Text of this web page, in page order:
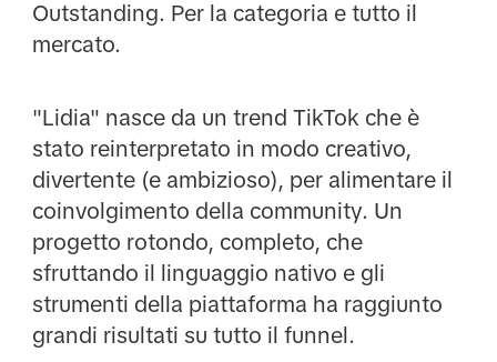
Outstanding. Per la categoria e tutto il
mercato.
"Lidia" nasce da un trend TikTok che è
stato reinterpretato in modo creativo,
divertente (e ambizioso), per alimentare il
coinvolgimento della community. Un
progetto rotondo, completo, che
sfruttando il linguaggio nativo e gli
strumenti della piattaforma ha raggiunto
grandi risultati su tutto il funnel.